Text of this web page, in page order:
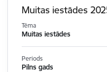
Muitas iestādes
Tēma
Muitas iestādes
Periods
Pilns gads